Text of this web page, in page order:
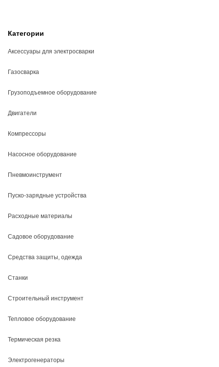
Категории
Аксессуары для электросварки
Газосварка
Грузоподъемное оборудование
Двигатели
Компрессоры
Насосное оборудование
Пневмоинструмент
Пуско-зарядные устройства
Расходные материалы
Садовое оборудование
Средства защиты, одежда
Станки
Строительный инструмент
Тепловое оборудование
Термическая резка
Электрогенераторы